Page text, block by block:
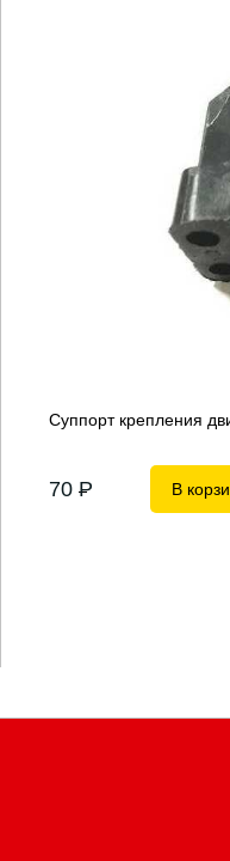
Суппорт крепления
70 P В